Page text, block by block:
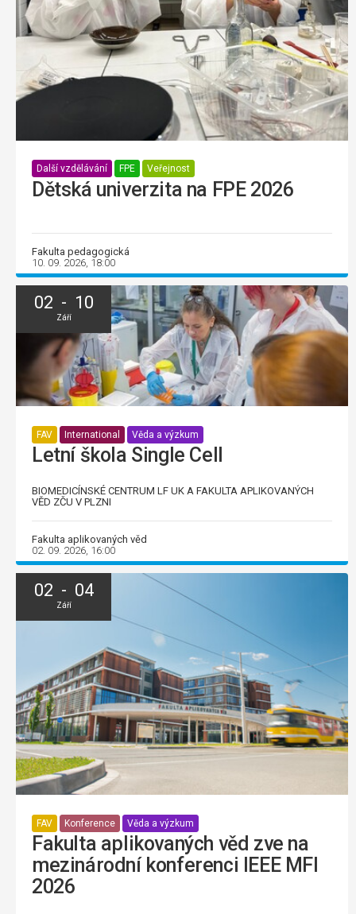
Další vzdělávání FPE Veřejnost
Dětská univerzita na FPE 2026
Fakulta pedagogická
10. 09. 2026, 18:00
02 - 10
Září
FAV International Věda a výzkum
Letní škola Single Cell
BIOMEDICÍNSKÉ CENTRUM LF UK A FAKULTA APLIKOVANÝCH
VĚD ZČU V PLZNI
Fakulta aplikovaných věd
02. 09. 2026, 16:00
02 - 04
Září
FAV Konference Věda a výzkum
Fakulta aplikovaných věd zve na
mezinárodní konferenci IEEE MFI
2026